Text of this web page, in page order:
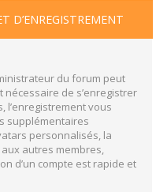
D’ENREGISTREMENT
du forum peut
nécessaire de s’enregistrer
l’enregistrement vous
supplémentaires
personnalisés, la
autres membres,
d’un compte est rapide et